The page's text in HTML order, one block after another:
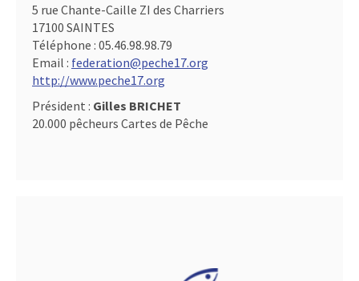
5 rue Chante-Caille ZI des Charriers
17100 SAINTES
Téléphone : 05.46.98.98.79
Email : federation@peche17.org
http://www.peche17.org
Président : Gilles BRICHET
20.000 pêcheurs Cartes de Pêche